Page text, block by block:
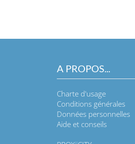
A PROPOS...
Charte d'usage
Conditions générales
Données personnelles
Aide et conseils